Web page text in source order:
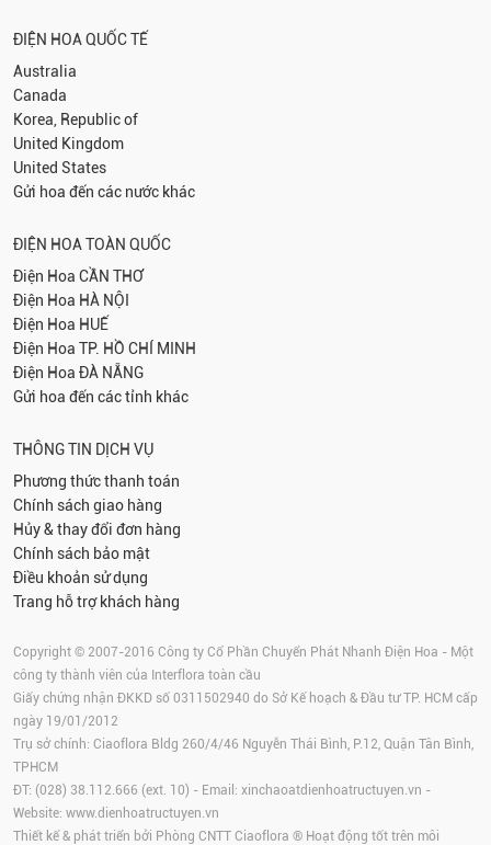
ĐIỆN HOA QUỐC TẾ
Australia
Canada
Korea, Republic of
United Kingdom
United States
Gửi hoa đến các nước khác
ĐIỆN HOA TOÀN QUỐC
Điện Hoa CẦN THƠ
Điện Hoa HÀ NỘI
Điện Hoa HUẾ
Điện Hoa TP. HỒ CHÍ MINH
Điện Hoa ĐÀ NẴNG
Gửi hoa đến các tỉnh khác
THÔNG TIN DỊCH VỤ
Phương thức thanh toán
Chính sách giao hàng
Hủy & thay đổi đơn hàng
Chính sách bảo mật
Điều khoản sử dụng
Trang hỗ trợ khách hàng
Copyright © 2007-2016 Công ty Cổ Phần Chuyển Phát Nhanh Điện Hoa - Một
công ty thành viên của Interflora toàn cầu
Giấy chứng nhận ĐKKD số 0311502940 do Sở Kế hoạch & Đầu tư TP. HCM cấp
ngày 19/01/2012
Trụ sở chính: Ciaoflora Bldg 260/4/46 Nguyễn Thái Bình, P.12, Quận Tân Bình,
TPHCM
ĐT: (028) 38.112.666 (ext. 10) - Email: xinchaoatdienhoatructuyen.vn -
Website: www.dienhoatructuyen.vn
Thiết kế & phát triển bởi Phòng CNTT Ciaoflora ® Hoạt động tốt trên môi